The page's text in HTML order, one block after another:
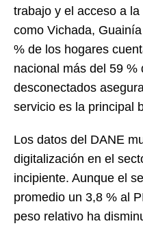
trabajo y el acceso a
como Vichada,
% de los hogares
nacional más del 59 %
desconectados
servicio es la principal
Los datos del DANE
digitalización en el
incipiente. Aunque el
promedio un 3,8 % al
peso relativo ha